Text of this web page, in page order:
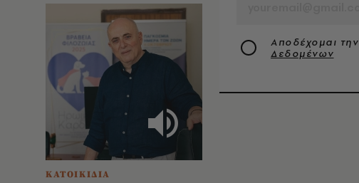
ΚΑΤΟΙΚΙΔΙΑ
Αποδέχομαι την
Δεδομένων